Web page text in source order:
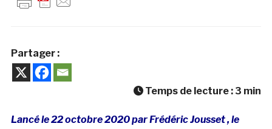
Partager :
Temps de lecture : 3 min
Lancé le 22 octobre 2020 par Frédéric Jousset , le